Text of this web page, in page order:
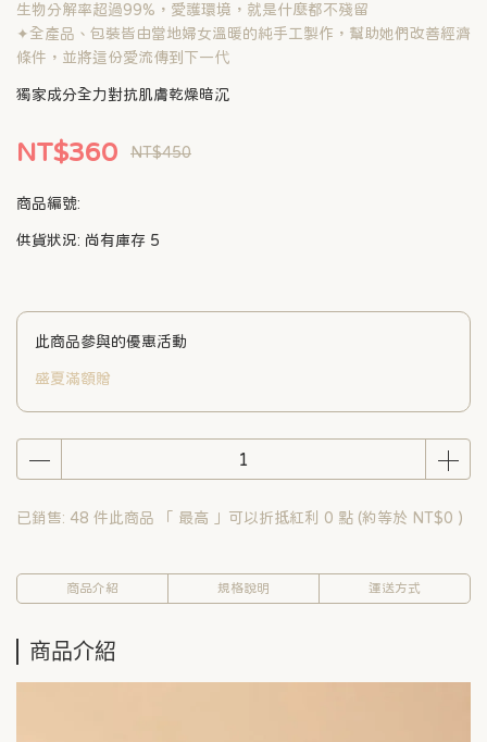
生物分解率超過99%，愛護環境，就是什麼都不殘留
✦全產品、包裝皆由當地婦女溫暖的純手工製作，幫助她們改善經濟
條件，並將這份愛流傳到下一代
獨家成分全力對抗肌膚乾燥暗沉
NT$360 NT$450
商品編號:
供貨狀況: 尚有庫存 5
此商品參與的優惠活動
盛夏滿額贈
已銷售: 48 件此商品 「 最高 」可以折抵紅利 0 點 (約等於 NT$0 )
商品介紹 規格說明 運送方式
商品介紹